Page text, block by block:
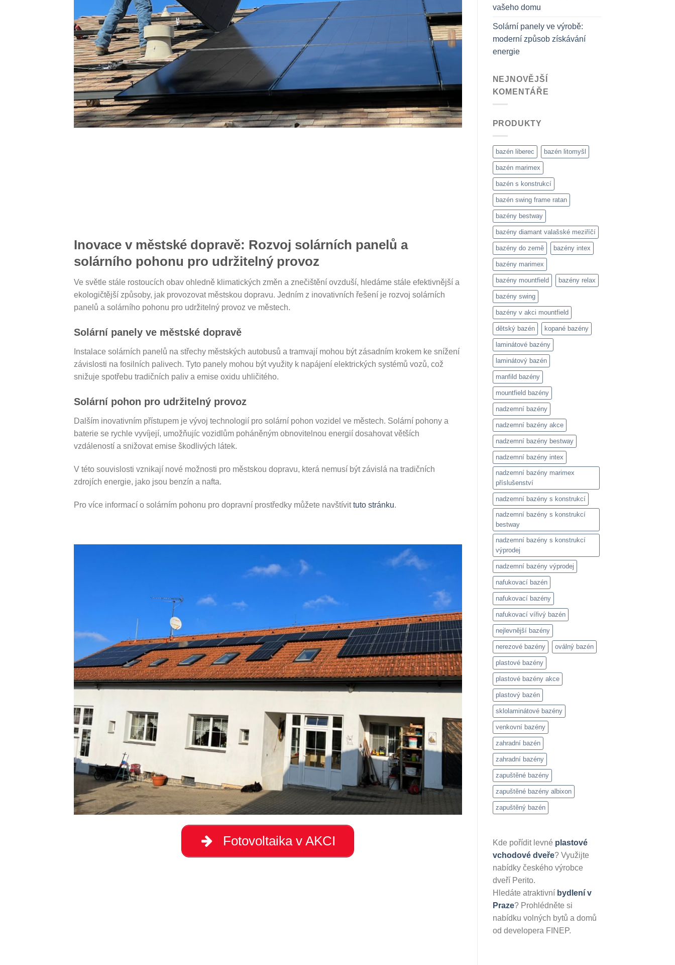
Inovace v městské dopravě: Rozvoj solárních panelů a
solárního pohonu pro udržitelný provoz
Ve světle stále rostoucích obav ohledně klimatických změn a znečištění ovzduší, hledáme stále efektivnější a
ekologičtější způsoby, jak provozovat městskou dopravu. Jedním z inovativních řešení je rozvoj solárních
panelů a solárního pohonu pro udržitelný provoz ve městech.
Solární panely ve městské dopravě
Instalace solárních panelů na střechy městských autobusů a tramvají mohou být zásadním krokem ke snížení
závislosti na fosilních palivech. Tyto panely mohou být využity k napájení elektrických systémů vozů, což
snižuje spotřebu tradičních paliv a emise oxidu uhličitého.
Solární pohon pro udržitelný provoz
Dalším inovativním přístupem je vývoj technologií pro solární pohon vozidel ve městech. Solární pohony a
baterie se rychle vyvíjejí, umožňujíc vozidlům poháněným obnovitelnou energií dosahovat větších
vzdáleností a snižovat emise škodlivých látek.
V této souvislosti vznikají nové možnosti pro městskou dopravu, která nemusí být závislá na tradičních
zdrojích energie, jako jsou benzín a nafta.
Pro více informací o solárním pohonu pro dopravní prostředky můžete navštívittuto stránku.
Fotovoltaika v AKCI
vašeho domu
Solární panely ve výrobě:
moderní způsob získávání
energie
NEJNOVĚJŠÍ
KOMENTÁŘE
PRODUKTY
bazén liberec bazén litomyšl
bazén marimex
bazén s konstrukcí
bazén swing frame ratan
bazény bestway
bazény diamant valašské meziříčí
bazény do země bazény intex
bazény marimex
bazény mountfield bazény relax
bazény swing
bazény v akci mountfield
dětský bazén kopané bazény
laminátové bazény
laminátový bazén
manfild bazény
mountfield bazény
nadzemní bazény
nadzemní bazény akce
nadzemní bazény bestway
nadzemní bazény intex
nadzemní bazény marimex
příslušenství
nadzemní bazény s konstrukcí
nadzemní bazény s konstrukcí
bestway
nadzemní bazény s konstrukcí
výprodej
nadzemní bazény výprodej
nafukovací bazén
nafukovací bazény
nafukovací vířivý bazén
nejlevnější bazény
nerezové bazény oválný bazén
plastové bazény
plastové bazény akce
plastový bazén
sklolaminátové bazény
venkovní bazény
zahradní bazén
zahradní bazény
zapuštěné bazény
zapuštěné bazény albixon
zapuštěný bazén
Kde pořídit levné plastové
vchodové dveře? Využijte
nabídky českého výrobce
dveří Perito.
Hledáte atraktivní bydlení v
Praze? Prohlédněte si
nabídku volných bytů a domů
od developera FINEP.